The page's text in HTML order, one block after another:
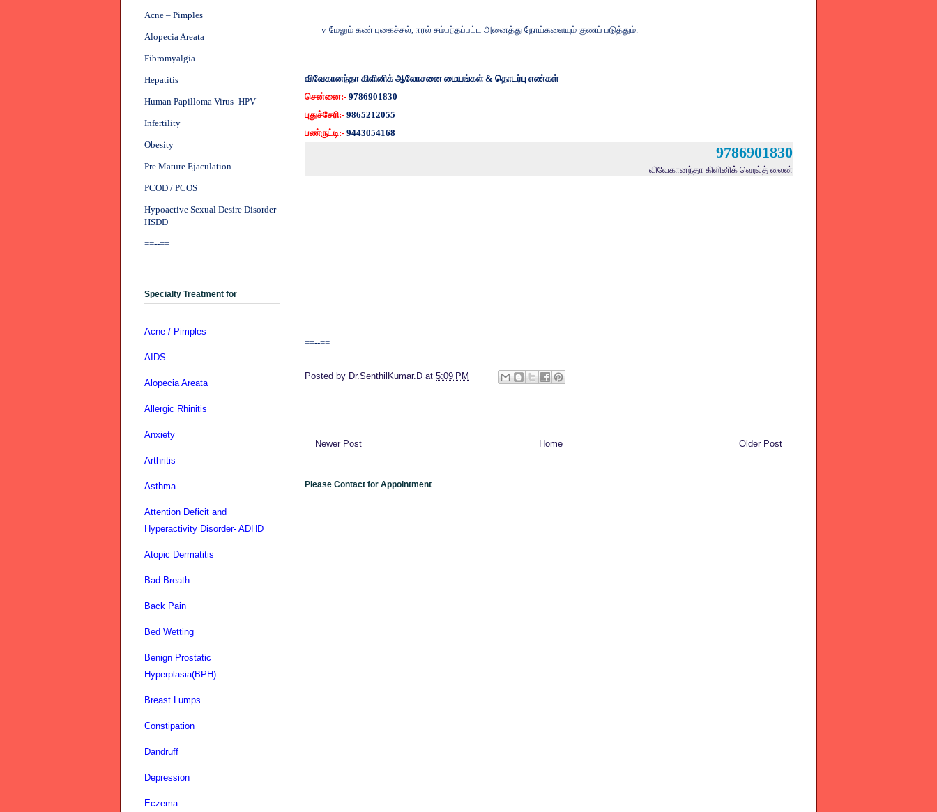
v மேலும் கண் புகைச்சல், ஈரல் சம்பந்தப்பட்ட அனைத்து நோய்களையும் குணப் படுத்தும்.
விவேகானந்தா கிளினிக் ஆலோசனை மையங்கள்& தொடர்பு எண்கள்
சென்னை:- 9786901830
புதுச்சேரி:- 9865212055
பண்ருட்டி:- 9443054168
9786901830
விவேகானந்தா கிளினிக் ஹெல்த் லைன்
==--==
Posted by Dr.SenthilKumar.D at 5:09 PM
Newer Post Older Post
Home
Please Contact for Appointment
Acne – Pimples
Alopecia Areata
Fibromyalgia
Hepatitis
Human Papilloma Virus -HPV
Infertility
Obesity
Pre Mature Ejaculation
PCOD / PCOS
Hypoactive Sexual Desire Disorder
HSDD
==--==
Specialty Treatment for
Acne / Pimples
AIDS
Alopecia Areata
Allergic Rhinitis
Anxiety
Arthritis
Asthma
Attention Deficit and
Hyperactivity Disorder- ADHD
Atopic Dermatitis
Bad Breath
Back Pain
Bed Wetting
Benign Prostatic
Hyperplasia(BPH)
Breast Lumps
Constipation
Dandruff
Depression
Eczema